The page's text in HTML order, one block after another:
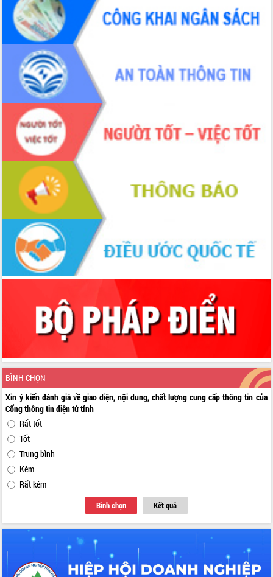
BÌNH CHỌN
Xin ý kiến đánh giá về giao diện, nội dung, chất lượng cung cấp thông tin của
Cổng thông tin điện tử tỉnh
Rất tốt
Tốt
Trung bình
Kém
Rất kém
Bình chọn Kết quả